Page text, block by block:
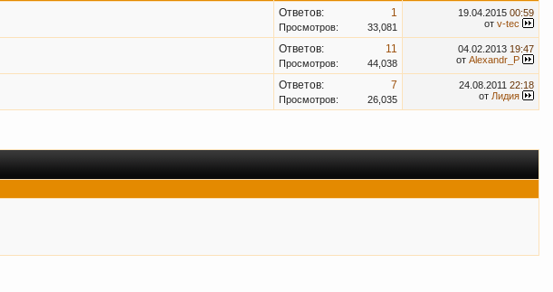
1
Ответов:
33,081
Просмотров:
19.04.2015 00:59
от v-tec
11
Ответов:
44,038
Просмотров:
04.02.2013 19:47
от Alexandr_P
7
Ответов:
26,035
Просмотров:
24.08.2011 22:18
от Лидия